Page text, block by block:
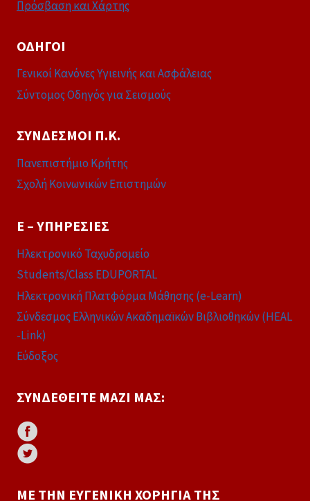
Πρόσβαση και Χάρτης
ΟΔΗΓΟΊ
Γενικοί Κανόνες Υγιεινής και Ασφάλειας
Σύντομος Οδηγός για Σεισμούς
ΣΎΝΔΕΣΜΟΙ Π.Κ.
Πανεπιστήμιο Κρήτης
Σχολή Κοινωνικών Επιστημών
E – ΥΠΗΡΕΣΊΕΣ
Ηλεκτρονικό Ταχυδρομείο
Students/Class EDUPORTAL
Ηλεκτρονική Πλατφόρμα Μάθησης (e-Learn)
Σύνδεσμος Ελληνικών Ακαδημαϊκών Βιβλιοθηκών (HEAL
-Link)
Εύδοξος
ΣΥΝΔΕΘΕΊΤΕ ΜΑΖΊ ΜΑΣ:
ΜΕ ΤΗΝ ΕΥΓΕΝΙΚΉ ΧΟΡΗΓΊΑ ΤΗΣ